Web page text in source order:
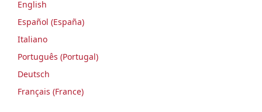
English
Español (España)
Italiano
Português (Portugal)
Deutsch
Français (France)